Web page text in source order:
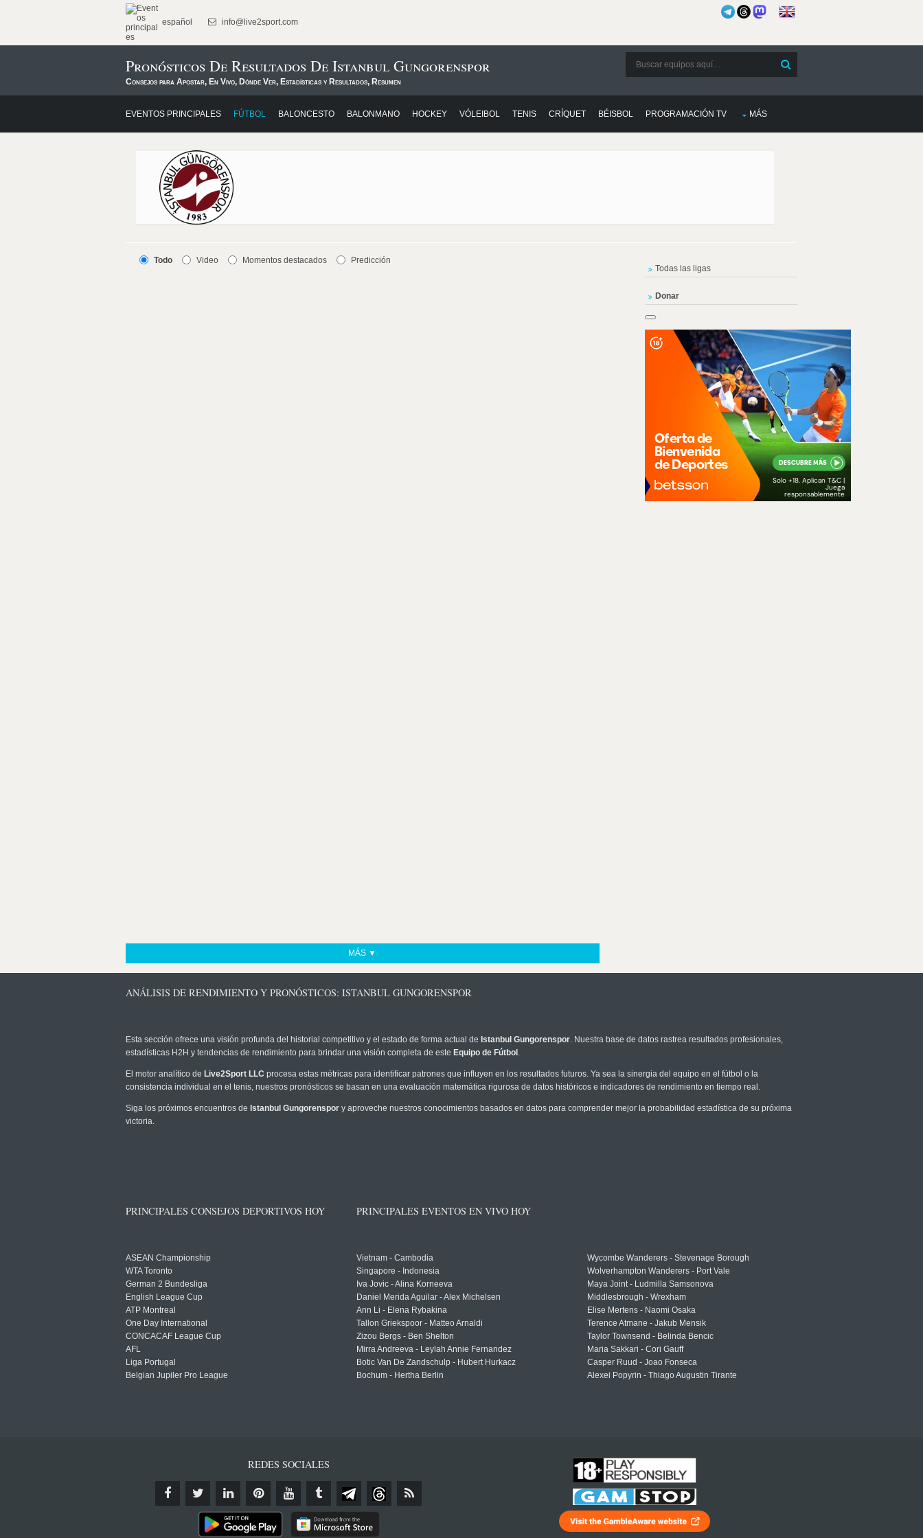
español info@live2sport.com
Pronósticos De Resultados De Istanbul Gungorenspor
Consejos para Apostar, En Vivo, Dónde Ver, Estadísticas y Resultados, Resumen
EVENTOS PRINCIPALES FÚTBOL BALONCESTO BALONMANO HOCKEY VÓLEIBOL TENIS CRÍQUET BÉISBOL PROGRAMACIÓN TV MÁS
Todo Video Momentos destacados Predicción
MÁS ▼
Todas las ligas
Donar
ANÁLISIS DE RENDIMIENTO Y PRONÓSTICOS: ISTANBUL GUNGORENSPOR
Esta sección ofrece una visión profunda del historial competitivo y el estado de forma actual de Istanbul Gungorenspor. Nuestra base de datos rastrea resultados profesionales,
estadísticas H2H y tendencias de rendimiento para brindar una visión completa de este Equipo de Fútbol .
El motor analítico de Live2Sport LLC procesa estas métricas para identificar patrones que influyen en los resultados futuros. Ya sea la sinergia del equipo en el fútbol o la
consistencia individual en el tenis, nuestros pronósticos se basan en una evaluación matemática rigurosa de datos históricos e indicadores de rendimiento en tiempo real.
Siga los próximos encuentros de Istanbul Gungorenspor y aproveche nuestros conocimientos basados en datos para comprender mejor la probabilidad estadística de su próxima
victoria.
PRINCIPALES CONSEJOS DEPORTIVOS HOY
ASEAN Championship
WTA Toronto
German 2 Bundesliga
English League Cup
ATP Montreal
One Day International
CONCACAF League Cup
AFL
Liga Portugal
Belgian Jupiler Pro League
PRINCIPALES EVENTOS EN VIVO HOY
Vietnam - Cambodia
Singapore - Indonesia
Iva Jovic - Alina Korneeva
Daniel Merida Aguilar - Alex Michelsen
Ann Li - Elena Rybakina
Tallon Griekspoor - Matteo Arnaldi
Zizou Bergs - Ben Shelton
Mirra Andreeva - Leylah Annie Fernandez
Botic Van De Zandschulp - Hubert Hurkacz
Bochum - Hertha Berlin
Wycombe Wanderers - Stevenage Borough
Wolverhampton Wanderers - Port Vale
Maya Joint - Ludmilla Samsonova
Middlesbrough - Wrexham
Elise Mertens - Naomi Osaka
Terence Atmane - Jakub Mensik
Taylor Townsend - Belinda Bencic
Maria Sakkari - Cori Gauff
Casper Ruud - Joao Fonseca
Alexei Popyrin - Thiago Augustin Tirante
REDES SOCIALES